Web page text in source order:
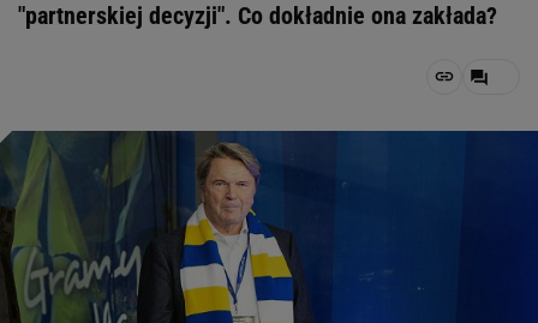
"partnerskiej decyzji". Co dokładnie ona zakłada?